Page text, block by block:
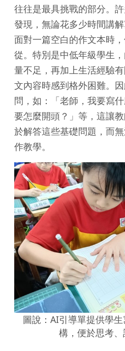
往往是最具挑戰的部分。
發現，無論花多少時間講
面對一篇空白的作文本時
從。特別是中低年級學生
量不足，再加上生活經驗
文內容時感到格外困難。
問，如：「老師，我要寫
要怎麼開頭？」等，這讓
於解答這些基礎問題，而
作教學。
圖說：AI引導單提供學
構，便於思考